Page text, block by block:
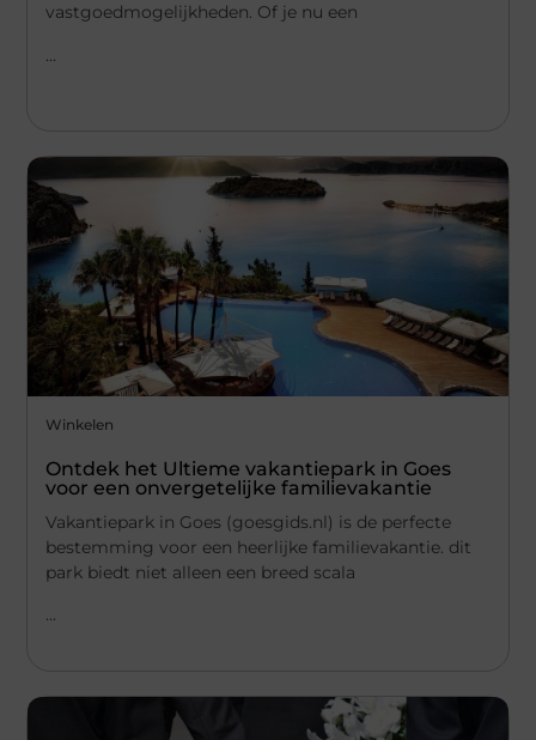
vastgoedmogelijkheden. Of je nu een
...
Winkelen
Ontdek het Ultieme vakantiepark in Goes
voor een onvergetelijke familievakantie
Vakantiepark in Goes (goesgids.nl) is de perfecte
bestemming voor een heerlijke familievakantie. dit
park biedt niet alleen een breed scala
...